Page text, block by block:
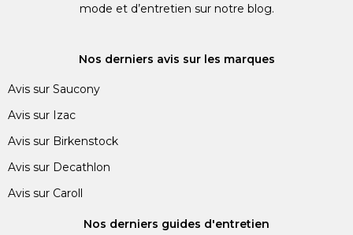
mode et d’entretien sur notre blog.
Nos derniers avis sur les marques
Avis sur Saucony
Avis sur Izac
Avis sur Birkenstock
Avis sur Decathlon
Avis sur Caroll
Nos derniers guides d'entretien